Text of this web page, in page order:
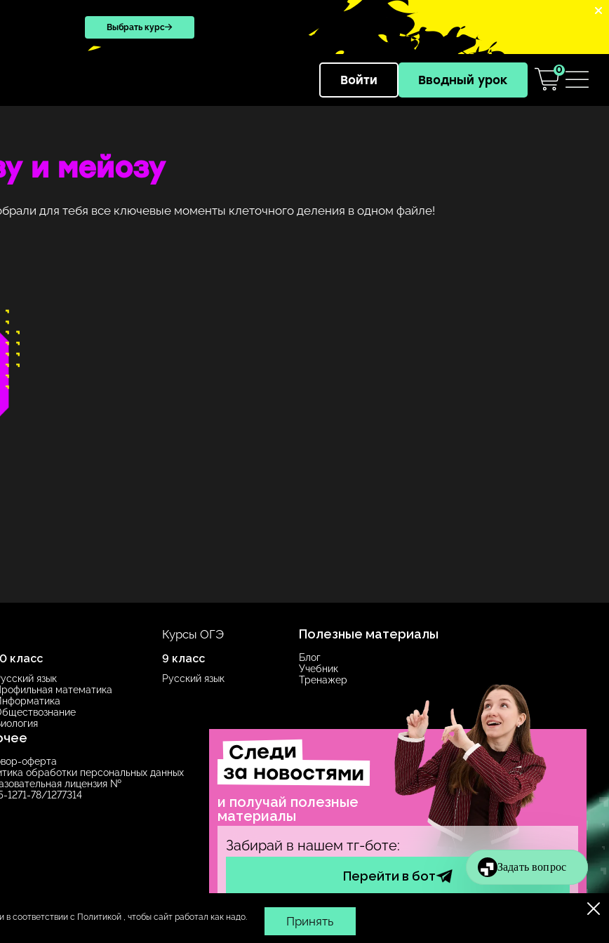
Выбрать курс
Войти Вводный урок
0
в соответствии с Политикой , чтобы сайт работал как надо. Принять
и мейозу
для тебя все ключевые моменты клеточного деления в одном файле!
класс
язык
математика
Курсы ОГЭ
9 класс
Русский язык
Полезные материалы
Блог
Учебник
Тренажер
оферта
обработки персональных данных
лицензия №
1277314
Следи
за новостями
и получай полезные
материалы
Забирай в нашем тг-боте:
Перейти в бот
Санкт-Петербург